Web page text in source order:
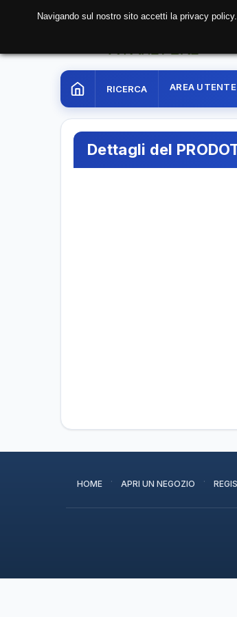
RICERCA AREA UTENTE
Dettagli del
HOME · APRI UN NEGOZIO ·
Navigando sul nostro sito accetti la privacy